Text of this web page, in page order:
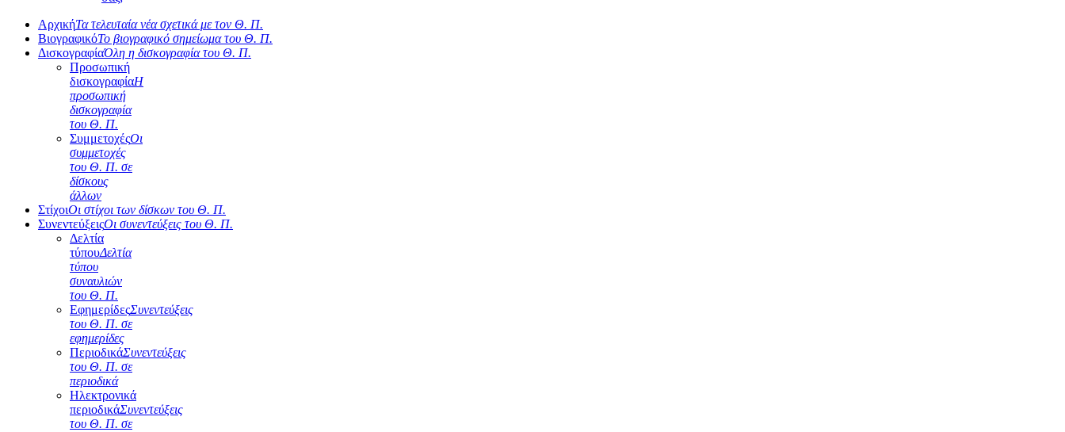
ΑρχικήΤα τελευταία νέα σχετικά με τον Θ. Π.
ΒιογραφικόΤο βιογραφικό σημείωμα του Θ. Π.
ΔισκογραφίαΌλη η δισκογραφία του Θ. Π.
Προσωπική
δισκογραφίαΗ
προσωπική
δισκογραφία
του Θ. Π.
ΣυμμετοχέςΟι
συμμετοχές
του Θ. Π. σε
δίσκους
άλλων
ΣτίχοιΟι στίχοι των δίσκων του Θ. Π.
ΣυνεντεύξειςΟι συνεντεύξεις του Θ. Π.
Δελτία
τύπουΔελτία
τύπου
συναυλιών
του Θ. Π.
ΕφημερίδεςΣυνεντεύξεις
του Θ. Π. σε
εφημερίδες
ΠεριοδικάΣυνεντεύξεις
του Θ. Π. σε
περιοδικά
Ηλεκτρονικά
περιοδικάΣυνεντεύξεις
του Θ. Π. σε